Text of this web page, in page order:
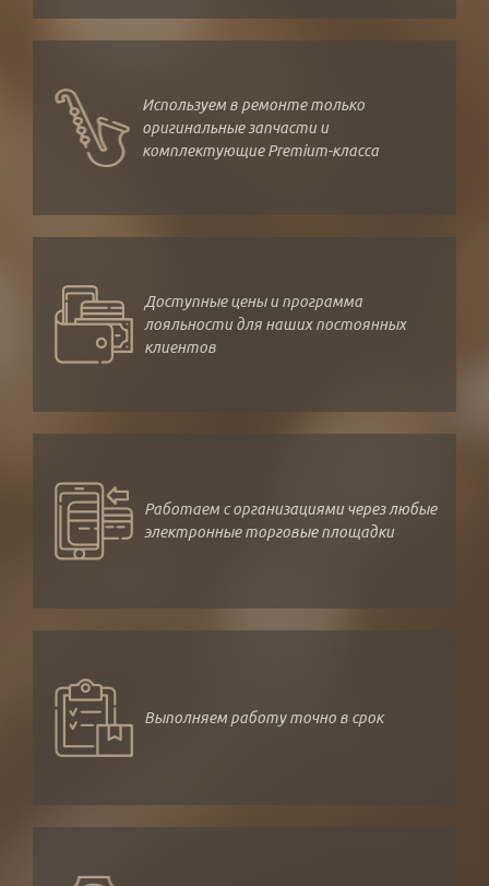
Используем в ремонте только
оригинальные запчасти и
комплектующие Premium-класса
Доступные цены и программа
лояльности для наших постоянных
клиентов
Работаем с организациями через любые
электронные торговые площадки
Выполняем работу точно в срок